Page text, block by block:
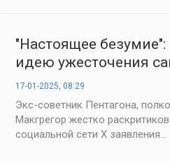
"Настоящее
идею ужесточения
17-01-2025, 08:29
Экс-советник Пентагона,
Макгрегор жестко
социальной сети Х заявления...